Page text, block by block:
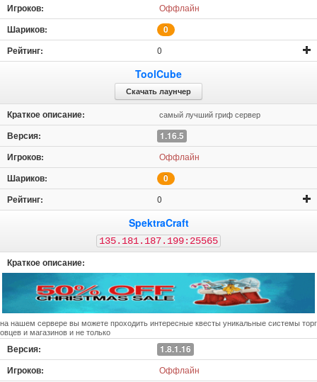
Оффлайн
0
0
ToolCube
Скачать лаунчер
самый лучший гриф сервер
1.16.5
Оффлайн
0
0
SpektraCraft
135.181.187.199:25565
на нашем сервере вы можете проходить интересные квесты уникальные системы торг
овцев и магазинов и не только
1.8.1.16
Оффлайн